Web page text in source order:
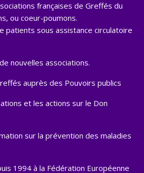
françaises de Greffés du
ou coeur-poumons.
patients sous assistance circulatoire
nouvelles associations.
auprès des Pouvoirs publics
et les actions sur le Don
sur la prévention des maladies
1994 à la Fédération Européenne